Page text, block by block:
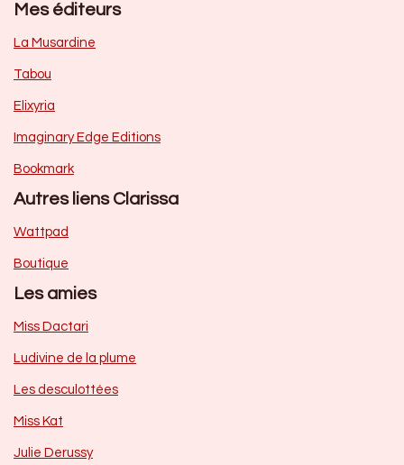
Mes éditeurs
La Musardine
Tabou
Elixyria
Imaginary Edge Editions
Bookmark
Autres liens Clarissa
Wattpad
Boutique
Les amies
Miss Dactari
Ludivine de la plume
Les desculottées
Miss Kat
Julie Derussy